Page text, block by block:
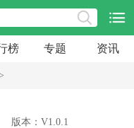
榜 专题 资讯
版本：V1.0.1